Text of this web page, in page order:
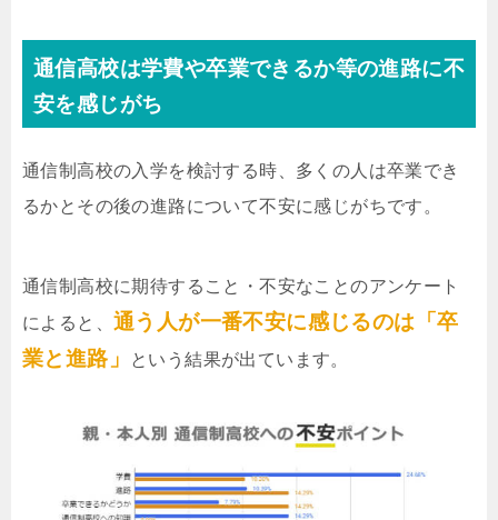
通信高校は学費や卒業できるか等の進路に不
安を感じがち
通信制高校の入学を検討する時、多くの人は卒業でき
るかとその後の進路について不安に感じがちです。
通信制高校に期待すること・不安なことのアンケート
によると、 通う人が一番不安に感じるのは「卒
業と進路」
という結果が出ています。